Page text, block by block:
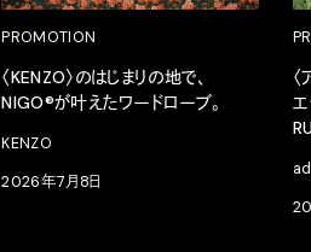
PROMOTION
〈KENZO〉のはじまりの地で、
NIGO®が叶えたワードローブ。
KENZO
2026年7月8日
エ